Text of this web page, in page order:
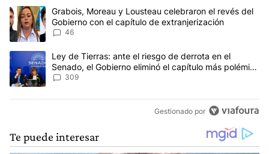
Este listado muestra los artículos con más comentarios en los
Un artículo de tendencia con el título "Grabois, Moreau y
Grabois, Moreau y Lousteau celebraron el revés del
Gobierno con el capítulo de extranjerización
46
Un artículo de tendencia con el título "Ley de Tierras: ante el
Ley de Tierras: ante el riesgo de derrota en el
Senado, el Gobierno eliminó el capítulo más polémico
del proyecto
309
Gestionado por